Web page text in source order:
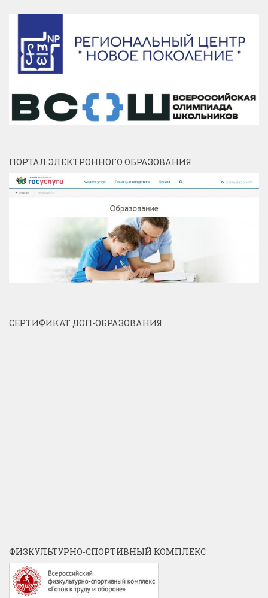
ПОРТАЛ ЭЛЕКТРОННОГО ОБРАЗОВАНИЯ
СЕРТИФИКАТ ДОП-ОБРАЗОВАНИЯ
ФИЗКУЛЬТУРНО-СПОРТИВНЫЙ КОМПЛЕКС